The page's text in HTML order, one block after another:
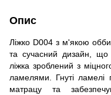
Опис
Ліжко D004 з м'якою
та сучасний дизайн, що
ліжка зроблений з
ламелями. Гнуті ламелі
матрацу та